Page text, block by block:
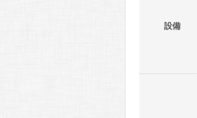
設備